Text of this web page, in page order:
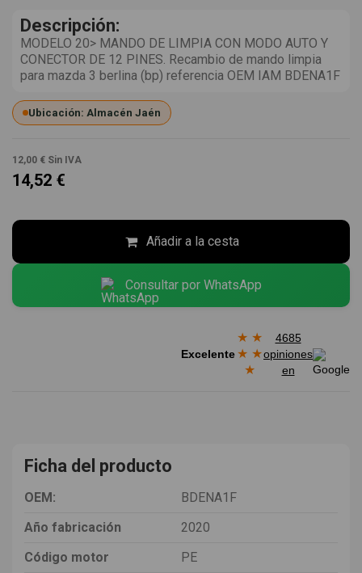
Descripción:
MODELO 20> MANDO DE LIMPIA CON MODO AUTO Y
CONECTOR DE 12 PINES. Recambio de mando limpia
para mazda 3 berlina (bp) referencia OEM IAM BDENA1F
Ubicación: Almacén Jaén
12,00 € Sin IVA
14,52 €
Añadir a la cesta
Consultar por WhatsApp
Excelente
★ ★
★ ★
★
4685
opiniones
en
Ficha del producto
OEM:
BDENA1F
Año fabricación
2020
Código motor
PE